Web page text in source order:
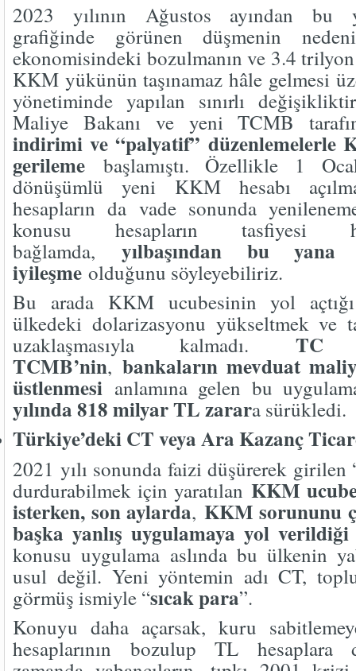
2023 yılının Ağustos ayından bu
grafiğinde görünen düşmenin
ekonomisindeki bozulmanın ve 3.4 trilyon
KKM yükünün taşınamaz hâle gelmesi
yönetiminde yapılan sınırlı
Maliye Bakanı ve yeni TCMB
indirimi ve “palyatif” düzenlemelerle
gerileme başlamıştı. Özellikle 1
dönüşümlü yeni KKM hesabı
hesapların da vade sonunda
konusu hesapların tasfiyesi
bağlamda,yılbaşından bu
iyileşme olduğunu söyleyebiliriz.
Bu arada KKM ucubesinin yol açtığı
ülkedeki dolarizasyonu yükseltmek ve
uzaklaşmasıyla kalmadı.TC
TCMB’nin, bankaların mevduat
üstlenmesi anlamına gelen bu
yılında 818 milyar TL zarara sürükledi.
Türkiye’deki CT veya Ara Kazanç
2021 yılı sonunda faizi düşürerek girilen
durdurabilmek için yaratılan KKM
isterken, son aylarda, KKM sorununu
başka yanlış uygulamaya yol verildiği
konusu uygulama aslında bu ülkenin
usul değil. Yeni yöntemin adı CT,
görmüş ismiyle “sıcak para”.
Konuyu daha açarsak, kuru
hesaplarının bozulup TL hesaplara